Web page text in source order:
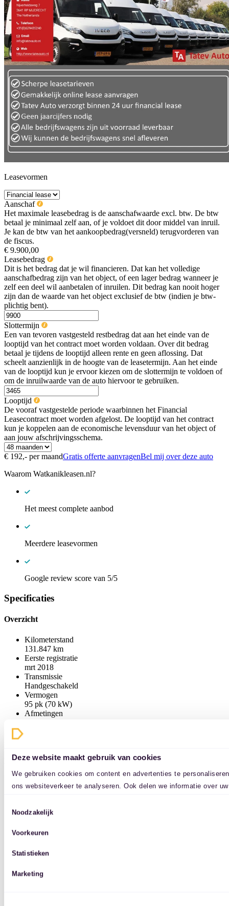
Deze website maakt gebruik van cookies
We gebruiken cookies om content en advertenties te
ons websiteverkeer te analyseren. Ook delen we informatie over
aan ze heeft verstrekt of die ze hebben verzameld op basis van
Toestemmingsselectie
Noodzakelijk
Voorkeuren
Statistieken
Marketing
Leasevormen
Aanschaf
Het maximale leasebedrag is de aanschafwaarde excl. btw. De btw
betaal je minimaal zelf aan, of je voldoet dit door middel van inruil.
Je kan de btw van het aankoopbedrag(versneld) terugvorderen van
de fiscus.
€ 9.900,00
Leasebedrag
Dit is het bedrag dat je wil financieren. Dat kan het volledige
aanschafbedrag zijn van het object, of een lager bedrag wanneer je
zelf een deel wil aanbetalen of inruilen. Dit bedrag kan nooit hoger
zijn dan de waarde van het object exclusief de btw (indien je btw-
plichtig bent).
Slottermijn
Een van tevoren vastgesteld restbedrag dat aan het einde van de
looptijd van het contract moet worden voldaan. Over dit bedrag
betaal je tijdens de looptijd alleen rente en geen aflossing. Dat
scheelt aanzienlijk in de hoogte van de leasetermijn. Aan het einde
van de looptijd kun je ervoor kiezen om de slottermijn te voldoen of
om de inruilwaarde van de auto hiervoor te gebruiken.
Looptijd
De vooraf vastgestelde periode waarbinnen het Financial
Leasecontract moet worden afgelost. De looptijd van het contract
kun je koppelen aan de economische levensduur van het object of
aan jouw afschrijvingsschema.
€ 192,- per maandGratis offerte aanvragenBel mij over deze auto
Waarom Watkanikleasen.nl?
Het meest complete aanbod
Meerdere leasevormen
Google review score van 5/5
Specificaties
Overzicht
Kilometerstand
131.847 km
Eerste registratie
mrt 2018
Transmissie
Handgeschakeld
Vermogen
95 pk (70 kW)
Afmetingen
Model
Peugeot
Expert
Type
Categorie
Carrosserievorm
Aantal deuren